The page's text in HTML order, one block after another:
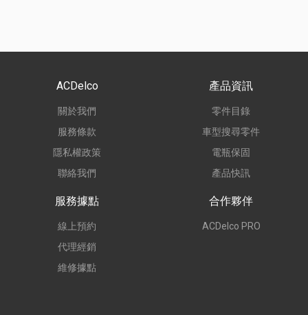
ACDelco
關於我們
服務條款
隱私權政策
聯絡我們
產品資訊
零件目錄
車型搜尋零件
電瓶保固
產品快訊
服務據點
線上預約
代理經銷
維修據點
合作夥伴
ACDelco PRO